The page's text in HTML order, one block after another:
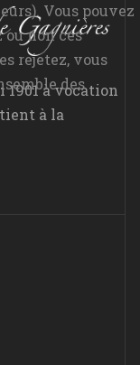
1901 à vocation
à la
Vous pouvez
non ces
rejetez, vous
des